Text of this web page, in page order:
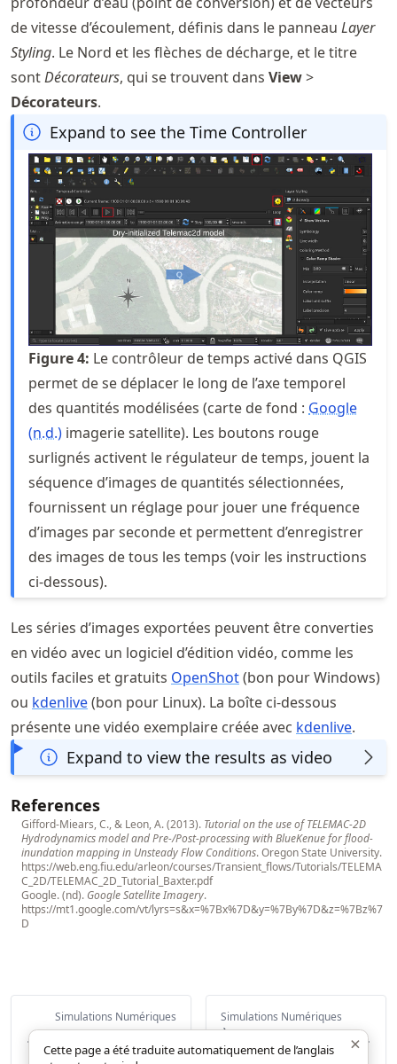
de vitesse d’écoulement, définis dans le panneau Layer
Styling. Le Nord et les flèches de décharge, et le titre
sontDécorateurs, qui se trouvent dans View>
Décorateurs.
Expand to see the Time Controller
Figure4: Le contrôleur de temps activé dans QGIS
permet de se déplacer le long de l’axe temporel
des quantités modélisées (carte de fond : Google
(n.d.) imagerie satellite). Les boutons rouge
surlignés activent le régulateur de temps, jouent la
séquence d’images de quantités sélectionnées,
fournissent un réglage pour jouer une fréquence
d’images par seconde et permettent d’enregistrer
des images de tous les temps (voir les instructions
ci-dessous).
Les séries d’images exportées peuvent être converties
en vidéo avec un logiciel d’édition vidéo, comme les
outils faciles et gratuits OpenShot(bon pour Windows)
ou kdenlive(bon pour Linux). La boîte ci-dessous
présente une vidéo exemplaire créée avec kdenlive.
Expand to view the results as video
References
Gifford-Miears, C., & Leon, A. (2013). Tutorial on the use of TELEMAC-2D
Hydrodynamics model and Pre-/Post-processing with BlueKenue for flood-
inundation mapping in Unsteady Flow Conditions. Oregon State University.
https://web.eng.fiu.edu/arleon/courses/Transient_flows/Tutorials/TELEMA
C_2D/TELEMAC_2D_Tutorial_Baxter.pdf
Google. (nd). Google Satellite Imagery.
https://mt1.google.com/vt/lyrs=s&x=%7Bx%7D&y=%7By%7D&z=%7Bz%7
D
Simulations Numériques
Stabilité 2d
Simulations Numériques
À propos de
×
Cette page a été traduite automatiquement de l’anglais